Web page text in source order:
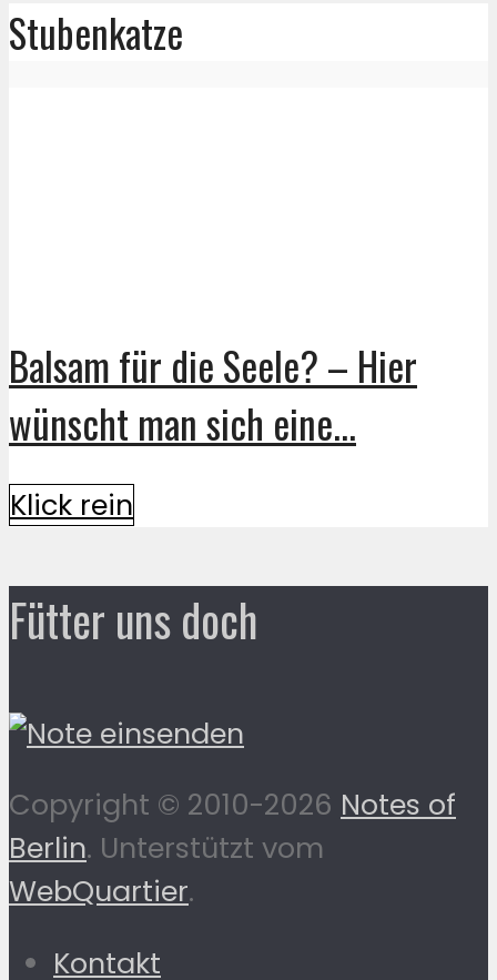
Stubenkatze
Balsam für die Seele? – Hier
wünscht man sich eine...
Klick rein
Fütter uns doch
Copyright © 2010-2026 Notes of
Berlin. Unterstützt vom
WebQuartier.
Kontakt